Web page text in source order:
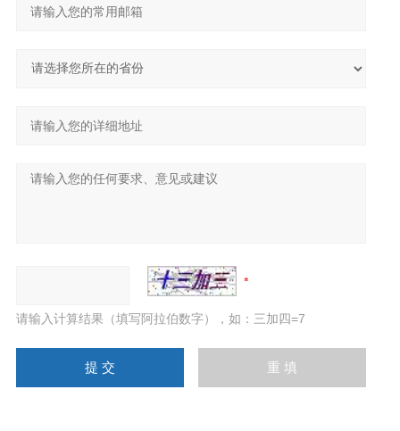
请输入计算结果（填写阿拉伯数字），如：三加四=7